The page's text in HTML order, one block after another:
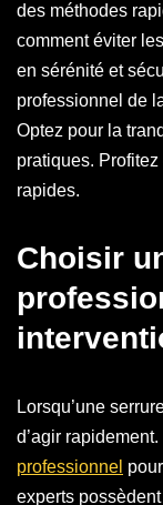
des méthodes
comment éviter
en sérénité et
professionnel de
Optez pour la
pratiques.
rapides.
Choisir
Lorsqu’une
d’agir
professionnel
experts